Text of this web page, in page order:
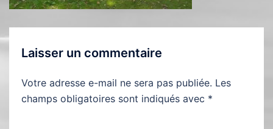
Laisser un commentaire
Votre adresse e-mail ne sera pas publiée. Les
champs obligatoires sont indiqués avec *